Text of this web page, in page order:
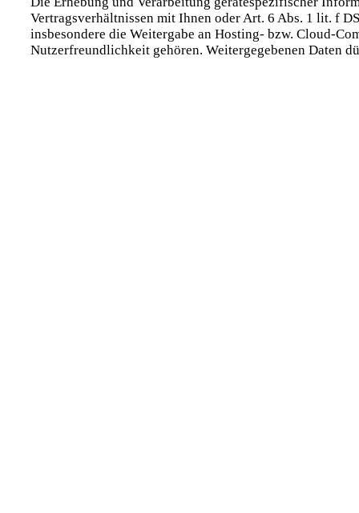
Vertragsverhältnissen mit Ihnen oder Art. 6 Abs. 1 lit. f
insbesondere die Weitergabe an Hosting- bzw. Cloud-
Nutzerfreundlichkeit gehören. Weitergegebenen Daten